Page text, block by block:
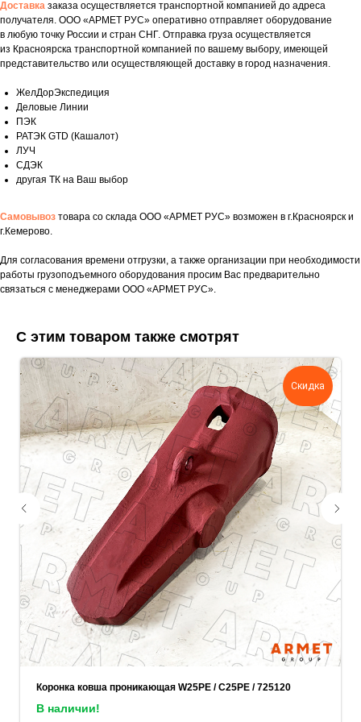
Доставка заказа осуществляется транспортной компанией до адреса
получателя. ООО «АРМЕТ РУС» оперативно отправляет оборудование
в любую точку России и стран СНГ. Отправка груза осуществляется
из Красноярска транспортной компанией по вашему выбору, имеющей
представительство или осуществляющей доставку в город назначения.
ЖелДорЭкспедиция
Деловые Линии
ПЭК
РАТЭК GTD (Кашалот)
ЛУЧ
СДЭК
другая ТК на Ваш выбор
Самовывоз товара со склада ООО «АРМЕТ РУС» возможен в г.Красноярск и
г.Кемерово.
Для согласования времени отгрузки, а также организации при необходимости
работы грузоподъемного оборудования просим Вас предварительно
связаться с менеджерами ООО «АРМЕТ РУС».
С этим товаром также смотрят
Скидка
Коронка ковша проникающая W25PE / C25PE / 725120
В наличии!
Укажите номер телефона и ваше имя.
Мы свяжемся с вами сегодня в рабочее
Если у вас есть документация, которая
задачу — прикрепите её в поле ниже.
Ваш телефон
Ваше имя
Прикрепите документацию (при наличии)
Add files